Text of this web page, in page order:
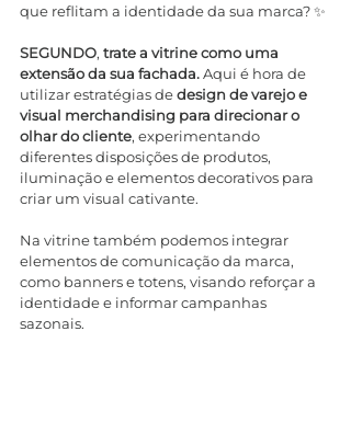
que reflitam a identidade da sua marca? ✨
SEGUNDO, trate a vitrine como uma
extensão da sua fachada. Aqui é hora de
utilizar estratégias de design de varejo e
visual merchandising para direcionar o
olhar do cliente, experimentando
diferentes disposições de produtos,
iluminação e elementos decorativos para
criar um visual cativante.
Na vitrine também podemos integrar
elementos de comunicação da marca,
como banners e totens, visando reforçar a
identidade e informar campanhas
sazonais.